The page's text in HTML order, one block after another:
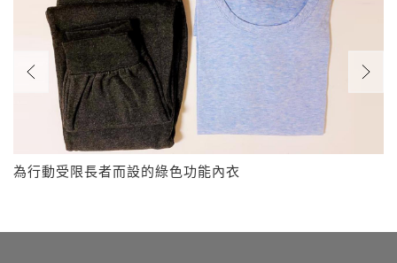
為行動受限長者而設的綠色功能內衣